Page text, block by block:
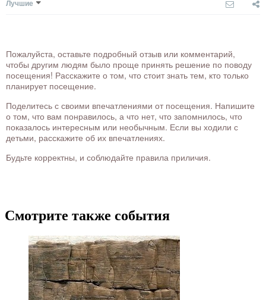
Лучшие
Пожалуйста, оставьте подробный отзыв или комментарий,
чтобы другим людям было проще принять решение по поводу
посещения! Расскажите о том, что стоит знать тем, кто только
планирует посещение.
Поделитесь с своими впечатлениями от посещения. Напишите
о том, что вам понравилось, а что нет, что запомнилось, что
показалось интересным или необычным. Если вы ходили с
детьми, расскажите об их впечатлениях.
Будьте корректны, и соблюдайте правила приличия.
Смотрите также события